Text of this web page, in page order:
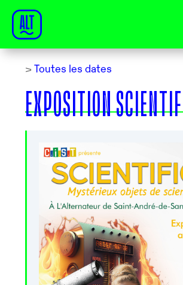
> Toutes les dates
EXPOSITION